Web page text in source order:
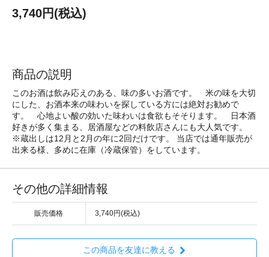
3,740円(税込)
商品の説明
このお酒は飲み応えのある、味の多いお酒です。 米の味を大切
にした、お酒本来の味わいを探している方には絶対お勧めで
す。 心地よい酸の効いた味わいは食欲もそそります。 日本酒
好きが多く集まる、居酒屋などの料飲店さんにも大人気です。
※蔵出しは12月と2月の年に2回だけです。 当店では通年販売が
出来る様、多めに在庫（冷蔵保管）をしています。
その他の詳細情報
販売価格 3,740円(税込)
この商品を友達に教える